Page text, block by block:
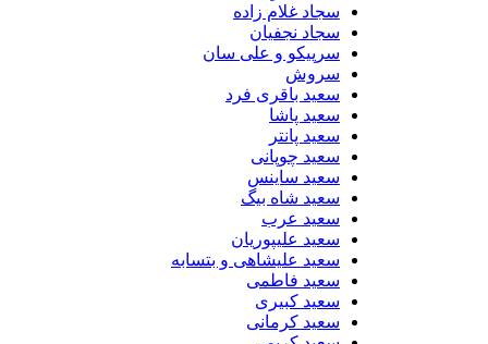
سجاد غلام زاده
سجاد نجفیان
سرپیکو و علی سان
سروش
سعید باقری فرد
سعید پاشا
سعید پانتر
سعید چوپانی
سعید ساینس
سعید شاه بیگ
سعید عرب
سعید علیپوریان
سعید علیشاهی و بتسابه
سعید فاطمی
سعید کبیری
سعید کرمانی